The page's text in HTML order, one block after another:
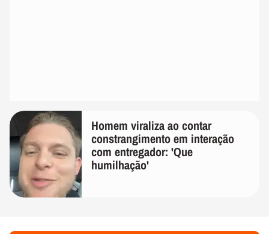
Homem viraliza ao contar
constrangimento em interação
com entregador: 'Que
humilhação'